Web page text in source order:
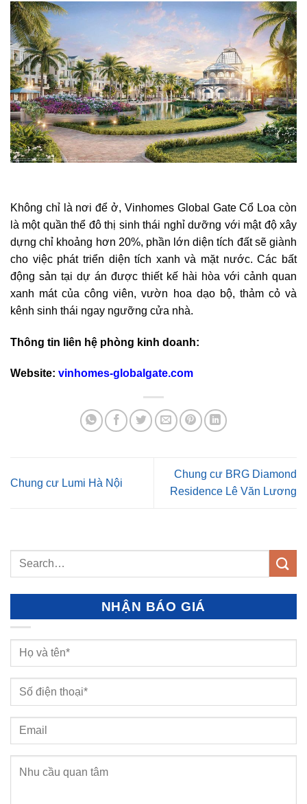
Không chỉ là nơi để ở, Vinhomes Global Gate Cổ Loa còn
là một quần thể đô thị sinh thái nghỉ dưỡng với mật độ xây
dựng chỉ khoảng hơn 20%, phần lớn diện tích đất sẽ giành
cho việc phát triển diện tích xanh và mặt nước. Các bất
động sản tại dự án được thiết kế hài hòa với cảnh quan
xanh mát của công viên, vườn hoa dạo bộ, thảm cỏ và
kênh sinh thái ngay ngưỡng cửa nhà.
Thông tin liên hệ phòng kinh doanh:
Website: vinhomes-globalgate.com
Chung cư Lumi Hà Nội
Chung cư BRG Diamond
Residence Lê Văn Lương
NHẬN BÁO GIÁ